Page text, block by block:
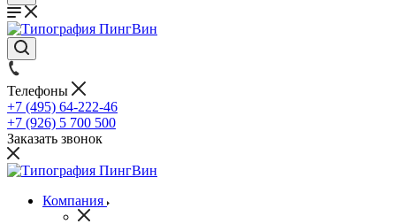
Телефоны
+7 (495) 64-222-46
+7 (926) 5 700 500
Заказать звонок
Компания